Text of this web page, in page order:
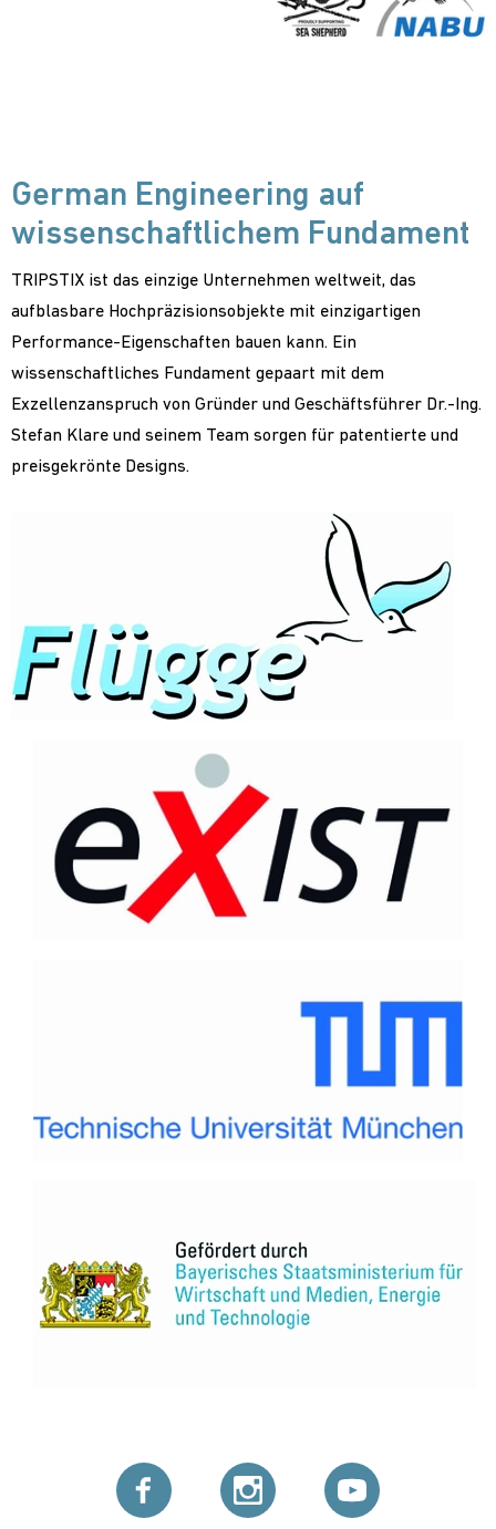
German Engineering auf
wissenschaftlichem Fundament
TRIPSTIX ist das einzige Unternehmen weltweit, das
aufblasbare Hochpräzisionsobjekte mit einzigartigen
Performance-Eigenschaften bauen kann. Ein
wissenschaftliches Fundament gepaart mit dem
Exzellenzanspruch von Gründer und Geschäftsführer Dr.-Ing.
Stefan Klare und seinem Team sorgen für patentierte und
preisgekrönte Designs.